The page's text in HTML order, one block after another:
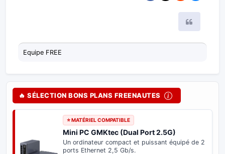
Equipe FREE
🔥 SÉLECTION BONS PLANS FREENAUTES
⭐ MATÉRIEL COMPATIBLE
Mini PC GMKtec (Dual Port 2.5G)
Un ordinateur compact et puissant équipé de 2
ports Ethernet 2,5 Gb/s.